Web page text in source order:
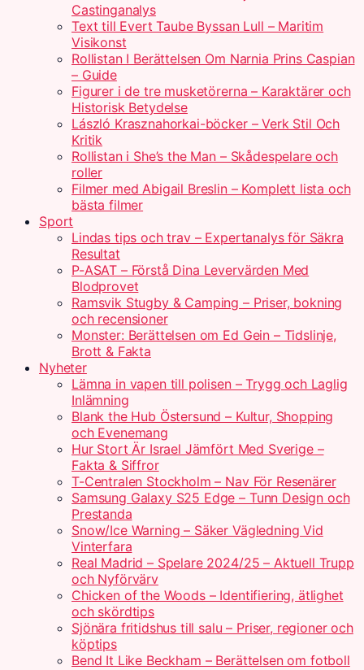
Castinganalys
Text till Evert Taube Byssan Lull – Maritim
Visikonst
Rollistan I Berättelsen Om Narnia Prins Caspian
– Guide
Figurer i de tre musketörerna – Karaktärer och
Historisk Betydelse
László Krasznahorkai-böcker – Verk Stil Och
Kritik
Rollistan i She’s the Man – Skådespelare och
roller
Filmer med Abigail Breslin – Komplett lista och
bästa filmer
Sport
Lindas tips och trav – Expertanalys för Säkra
Resultat
P-ASAT – Förstå Dina Levervärden Med
Blodprovet
Ramsvik Stugby & Camping – Priser, bokning
och recensioner
Monster: Berättelsen om Ed Gein – Tidslinje,
Brott & Fakta
Nyheter
Lämna in vapen till polisen – Trygg och Laglig
Inlämning
Blank the Hub Östersund – Kultur, Shopping
och Evenemang
Hur Stort Är Israel Jämfört Med Sverige –
Fakta & Siffror
T-Centralen Stockholm – Nav För Resenärer
Samsung Galaxy S25 Edge – Tunn Design och
Prestanda
Snow/Ice Warning – Säker Vägledning Vid
Vinterfara
Real Madrid – Spelare 2024/25 – Aktuell Trupp
och Nyförvärv
Chicken of the Woods – Identifiering, ätlighet
och skördtips
Sjönära fritidshus till salu – Priser, regioner och
köptips
Bend It Like Beckham – Berättelsen om fotboll